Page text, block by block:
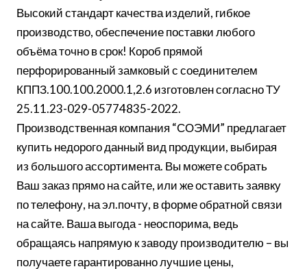
Высокий стандарт качества изделий, гибкое
производство, обеспечение поставки любого
объёма точно в срок! Короб прямой
перфорированный замковый с соединителем
КППЗ.100.100.2000.1,2.6 изготовлен согласно ТУ
25.11.23-029-05774835-2022.
Производственная компания “СОЭМИ” предлагает
купить недорого данный вид продукции, выбирая
из большого ассортимента. Вы можете собрать
Ваш заказ прямо на сайте, или же оставить заявку
по телефону, на эл.почту, в форме обратной связи
на сайте. Ваша выгода - неоспорима, ведь
обращаясь напрямую к заводу производителю – вы
получаете гарантированно лучшие цены,